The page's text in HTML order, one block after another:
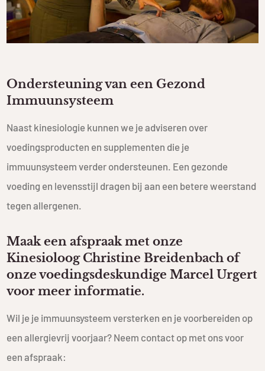
Ondersteuning van een Gezond
Immuunsysteem
Naast kinesiologie kunnen we je adviseren over
voedingsproducten en supplementen die je
immuunsysteem verder ondersteunen. Een gezonde
voeding en levensstijl dragen bij aan een betere weerstand
tegen allergenen.
Maak een afspraak met onze
Kinesioloog Christine Breidenbach of
onze voedingsdeskundige Marcel Urgert
voor meer informatie.
Wil je je immuunsysteem versterken en je voorbereiden op
een allergievrij voorjaar? Neem contact op met ons voor
een afspraak: